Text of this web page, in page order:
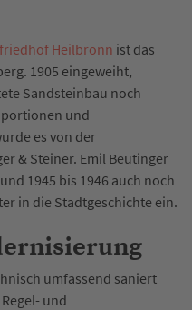
Heilbronn ist das
1905 eingeweiht,
Sandsteinbau noch
und
es von der
& Steiner. Emil Beutinger
1945 bis 1946 auch noch
in die Stadtgeschichte ein.
umfassend saniert
und